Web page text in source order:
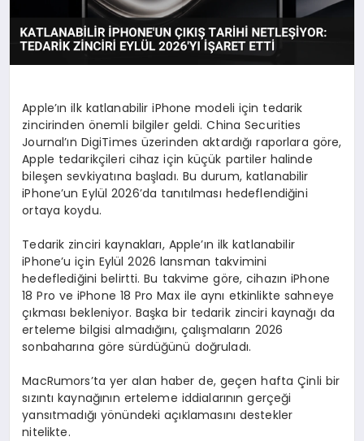
Apple’ın ilk katlanabilir iPhone modeli için tedarik
zincirinden önemli bilgiler geldi. China Securities
Journal’ın DigiTimes üzerinden aktardığı raporlara göre,
Apple tedarikçileri cihaz için küçük partiler halinde
bileşen sevkiyatına başladı. Bu durum, katlanabilir
iPhone’un Eylül 2026’da tanıtılması hedeflendiğini
ortaya koydu.
Tedarik zinciri kaynakları, Apple’ın ilk katlanabilir
iPhone’u için Eylül 2026 lansman takvimini
hedeflediğini belirtti. Bu takvime göre, cihazın iPhone
18 Pro ve iPhone 18 Pro Max ile aynı etkinlikte sahneye
çıkması bekleniyor. Başka bir tedarik zinciri kaynağı da
erteleme bilgisi almadığını, çalışmaların 2026
sonbaharına göre sürdüğünü doğruladı.
MacRumors’ta yer alan haber de, geçen hafta Çinli bir
sızıntı kaynağının erteleme iddialarının gerçeği
yansıtmadığı yönündeki açıklamasını destekler
nitelikte.